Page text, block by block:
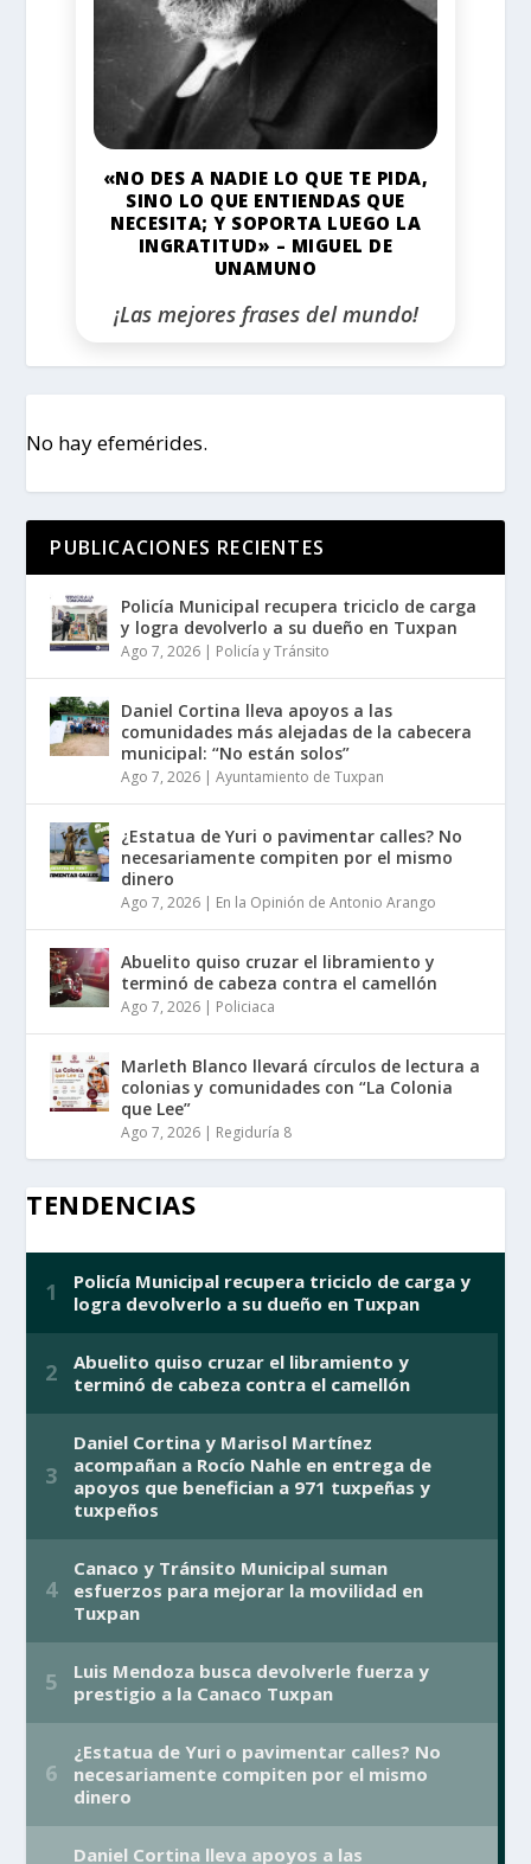
«NO DES A NADIE LO QUE TE PIDA,
SINO LO QUE ENTIENDAS QUE
NECESITA; Y SOPORTA LUEGO LA
INGRATITUD» – MIGUEL DE
UNAMUNO
¡Las mejores frases del mundo!
No hay efemérides.
PUBLICACIONES RECIENTES
Policía Municipal recupera triciclo de carga
y logra devolverlo a su dueño en Tuxpan
Ago 7, 2026 | Policía y Tránsito
Daniel Cortina lleva apoyos a las
comunidades más alejadas de la cabecera
municipal: “No están solos”
Ago 7, 2026 |Ayuntamiento de Tuxpan
¿Estatua de Yuri o pavimentar calles? No
necesariamente compiten por el mismo
dinero
Ago 7, 2026 | En la Opinión de Antonio Arango
Abuelito quiso cruzar el libramiento y
terminó de cabeza contra el camellón
Ago 7, 2026 | Policiaca
Marleth Blanco llevará círculos de lectura a
colonias y comunidades con “La Colonia
que Lee”
Ago 7, 2026 | Regiduría 8
TENDENCIAS